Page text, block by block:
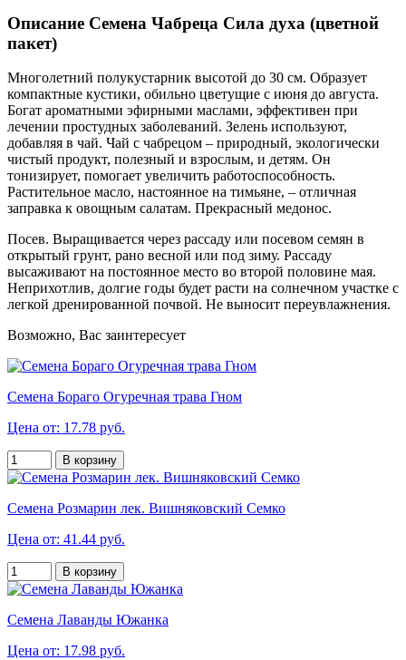
Описание Семена Чабреца Сила духа (цветной
пакет)
Многолетний полукустарник высотой до 30 см. Образует
компактные кустики, обильно цветущие с июня до августа.
Богат ароматными эфирными маслами, эффективен при
лечении простудных заболеваний. Зелень используют,
добавляя в чай. Чай с чабрецом – природный, экологически
чистый продукт, полезный и взрослым, и детям. Он
тонизирует, помогает увеличить работоспособность.
Растительное масло, настоянное на тимьяне, – отличная
заправка к овощным салатам. Прекрасный медонос.
Посев. Выращивается через рассаду или посевом семян в
открытый грунт, рано весной или под зиму. Рассаду
высаживают на постоянное место во второй половине мая.
Неприхотлив, долгие годы будет расти на солнечном участке с
легкой дренированной почвой. Не выносит переувлажнения.
Возможно, Вас заинтересует
Семена Бораго Огуречная трава Гном
Цена от: 17.78 руб.
В корзину
Семена Розмарин лек. Вишняковский Семко
Цена от: 41.44 руб.
В корзину
Семена Лаванды Южанка
Цена от: 17.98 руб.